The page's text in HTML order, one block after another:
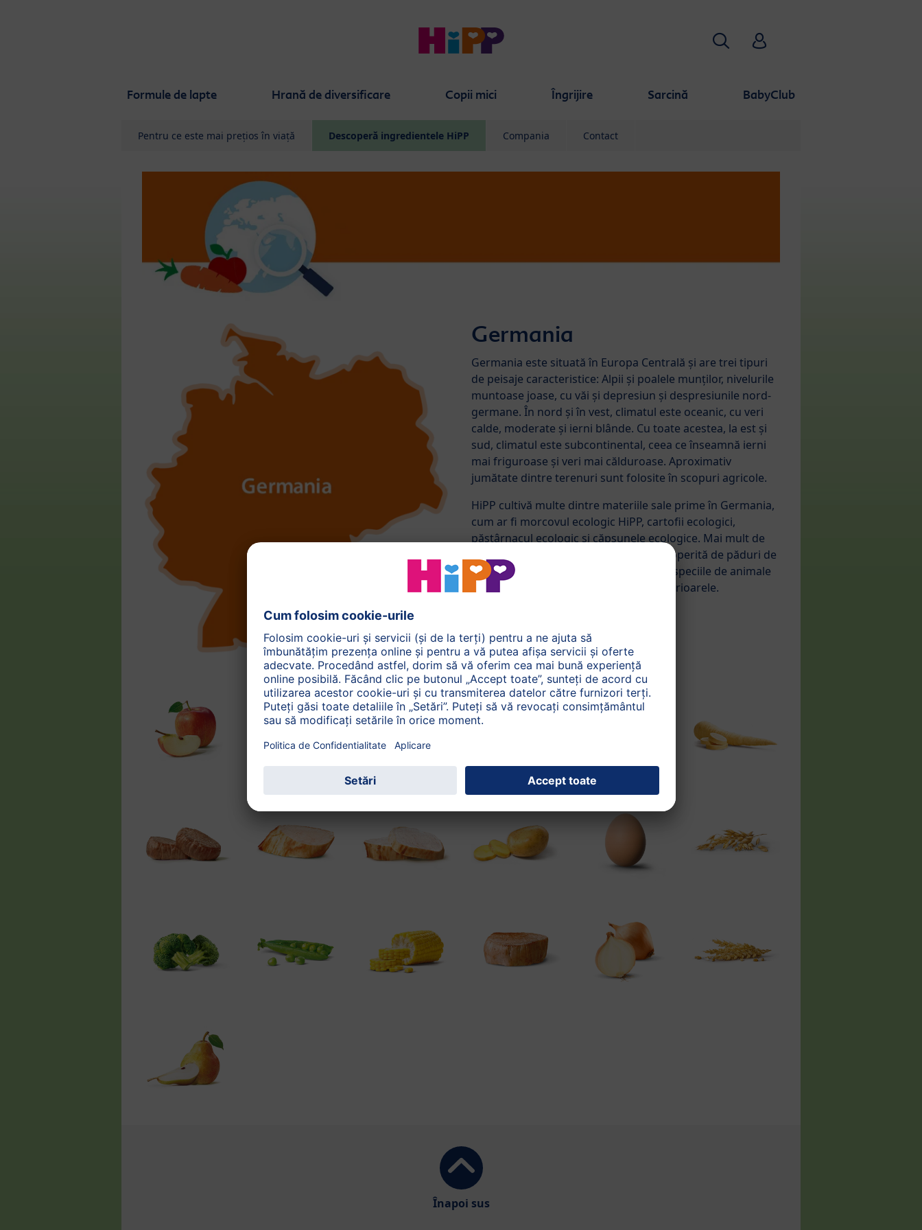
Formule de lapte Hrană de diversificare Copii mici Îngrijire Sarcină BabyClub
CăutareHiPP Babyclub
Pentru ce este mai prețios în viață Descoperă ingredientele HiPP Compania Contact
Germania
Germania este situată în Europa Centrală și are trei tipuri
de peisaje caracteristice: Alpii și poalele munților, nivelurile
muntoase joase, cu văi și depresiun și despresiunile nord-
germane. În nord și în vest, climatul este oceanic, cu veri
calde, moderate și ierni blânde. Cu toate acestea, la est și
sud, climatul este subcontinental, ceea ce înseamnă ierni
mai friguroase și veri mai călduroase. Aproximativ
jumătate dintre terenuri sunt folosite în scopuri agricole.
HiPP cultivă multe dintre materiile sale prime în Germania,
cum ar fi morcovul ecologic HiPP, cartofii ecologici,
păstârnacul ecologic și căpșunele ecologice. Mai mult de
atât, aproape o treime din țară este acoperită de păduri de
foioase. Acestea oferă adăpost pentru speciile de animale
native, cum ar fi mistrețul, vulpile și căprioarele.
Înapoi sus